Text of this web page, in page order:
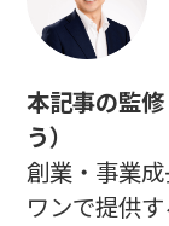
本記事の監
う）
創業・事業
ワンで提供